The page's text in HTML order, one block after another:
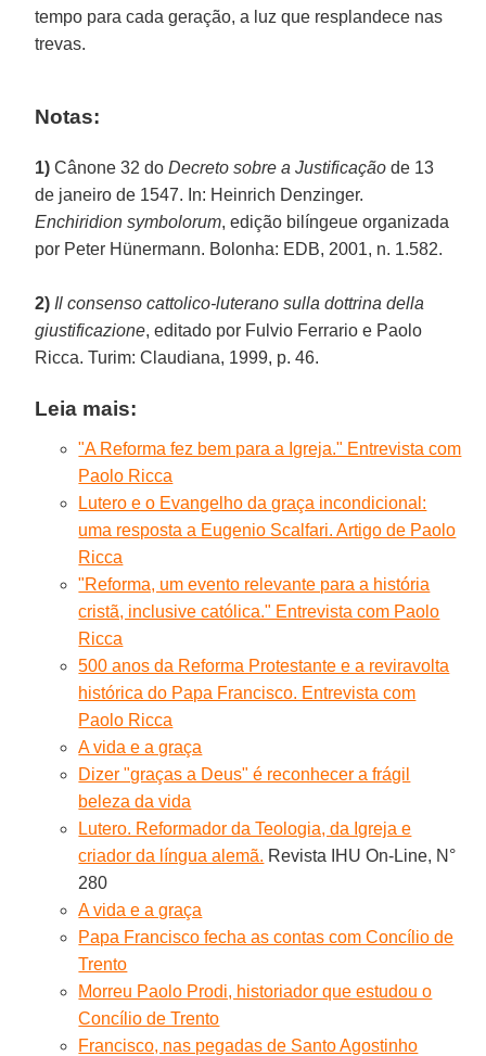
tempo para cada geração, a luz que resplandece nas
trevas.
Notas:
1) Cânone 32 doDecreto sobre a Justificaçãode 13
de janeiro de 1547. In: Heinrich Denzinger.
Enchiridion symbolorum, edição bilíngeue organizada
por Peter Hünermann. Bolonha: EDB, 2001, n. 1.582.
2) Il consenso cattolico-luterano sulla dottrina della
giustificazione, editado por Fulvio Ferrario e Paolo
Ricca. Turim: Claudiana, 1999, p. 46.
Leia mais:
"A Reforma fez bem para a Igreja." Entrevista com
Paolo Ricca
Lutero e o Evangelho da graça incondicional:
uma resposta a Eugenio Scalfari. Artigo de Paolo
Ricca
"Reforma, um evento relevante para a história
cristã, inclusive católica." Entrevista com Paolo
Ricca
500 anos da Reforma Protestante e a reviravolta
histórica do Papa Francisco. Entrevista com
Paolo Ricca
A vida e a graça
Dizer "graças a Deus" é reconhecer a frágil
beleza da vida
Lutero. Reformador da Teologia, da Igreja e
criador da língua alemã. Revista IHU On-Line, N°
280
A vida e a graça
Papa Francisco fecha as contas com Concílio de
Trento
Morreu Paolo Prodi, historiador que estudou o
Concílio de Trento
Francisco, nas pegadas de Santo Agostinho